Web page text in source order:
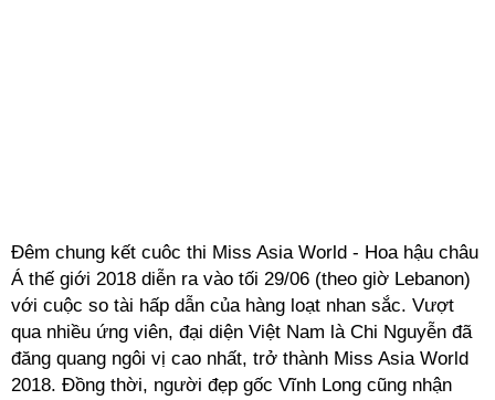
Đêm chung kết cuôc thi Miss Asia World - Hoa hậu châu
Á thế giới 2018 diễn ra vào tối 29/06 (theo giờ Lebanon)
với cuộc so tài hấp dẫn của hàng loạt nhan sắc. Vượt
qua nhiều ứng viên, đại diện Việt Nam là Chi Nguyễn đã
đăng quang ngôi vị cao nhất, trở thành Miss Asia World
2018. Đồng thời, người đẹp gốc Vĩnh Long cũng nhận